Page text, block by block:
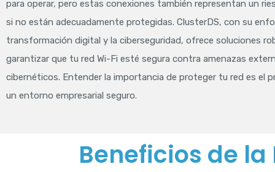
para operar, pero estas conexiones también representan un
si no están adecuadamente protegidas. ClusterDS, con su
transformación digital y la ciberseguridad, ofrece soluciones
garantizar que tu red Wi-Fi esté segura contra amenazas
cibernéticos. Entender la importancia de proteger tu red es el
un entorno empresarial seguro.
Beneficios de